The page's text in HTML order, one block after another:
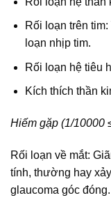
Rối loạn trên
loạn nhịp tim.
Rối loạn hệ tiêu
Kích thích thần
Hiếm gặp (1/10000
Rối loạn về mắt:
tính, thường hay
glaucoma góc đóng.